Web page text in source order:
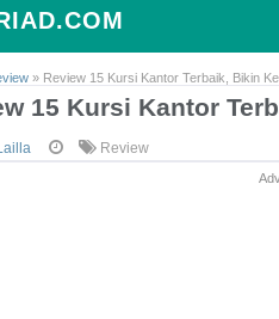
» Review 15 Kursi Kantor Terbaik, Bikin
15 Kursi Kantor
Review